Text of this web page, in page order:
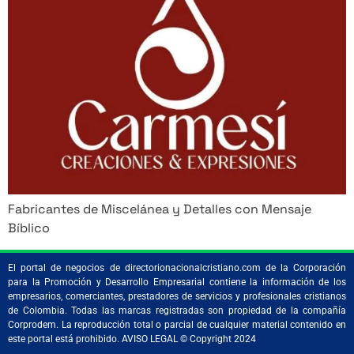
Fabricantes de Miscelánea y Detalles con Mensaje
Bíblico
El portal de negocios de directorionacionalcristiano.com de la Corporación
para la Promoción y Desarrollo Empresarial contiene la información de los
empresarios, comerciantes, prestadores de servicios y profesionales cristianos
de Colombia. Todas las marcas registradas son propiedad de la compañía
Corprodem. La reproducción total o parcial de cualquier material contenido en
este portal está prohibido. AVISO LEGAL © Copyright 2024